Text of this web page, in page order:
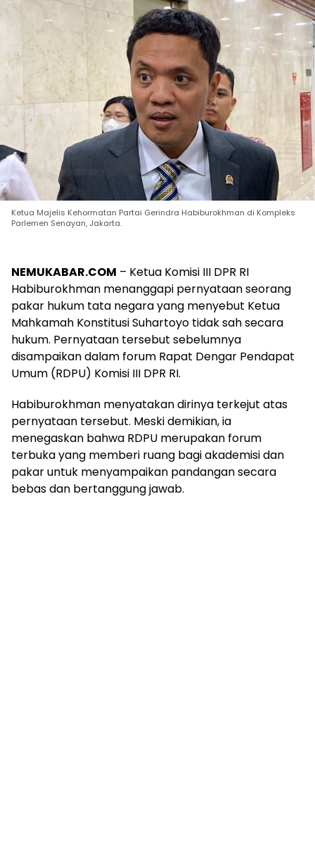
Ketua Majelis Kehormatan Partai Gerindra Habiburokhman di Kompleks
Parlemen Senayan, Jakarta.
NEMUKABAR.COM – Ketua Komisi III DPR RI
Habiburokhman menanggapi pernyataan seorang
pakar hukum tata negara yang menyebut Ketua
Mahkamah Konstitusi Suhartoyo tidak sah secara
hukum. Pernyataan tersebut sebelumnya
disampaikan dalam forum Rapat Dengar Pendapat
Umum (RDPU) Komisi III DPR RI.
Habiburokhman menyatakan dirinya terkejut atas
pernyataan tersebut. Meski demikian, ia
menegaskan bahwa RDPU merupakan forum
terbuka yang memberi ruang bagi akademisi dan
pakar untuk menyampaikan pandangan secara
bebas dan bertanggung jawab.